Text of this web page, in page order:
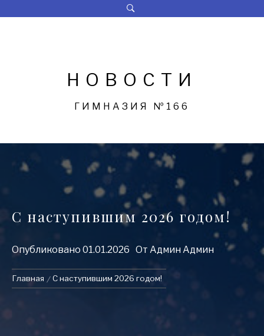
НОВОСТИ
ГИМНАЗИЯ №166
С наступившим 2026 годом!
Опубликовано 01.01.2026 От Админ Админ
Главная С наступившим 2026 годом!